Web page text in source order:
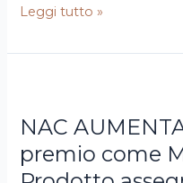
assegnato
lettori
True
Health!
Leggi tutto »
NAC
premio come
ha
vinto
il